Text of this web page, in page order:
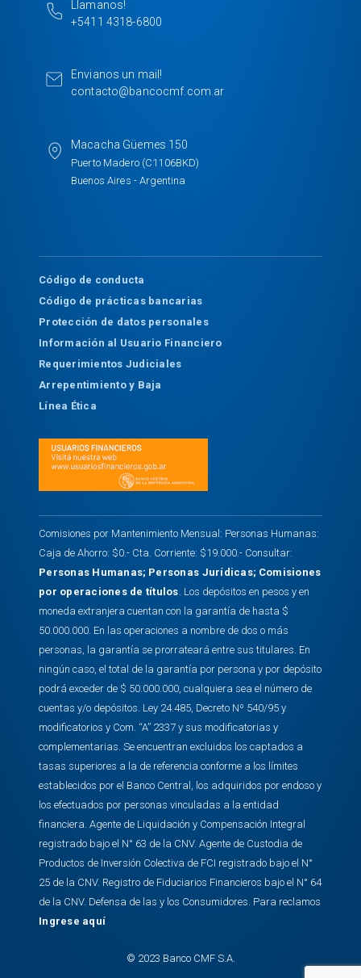
Llamanos!
+5411 4318-6800
Envianos un mail!
contacto@bancocmf.com.ar
Macacha Güemes 150
Puerto Madero (C1106BKD)
Buenos Aires - Argentina
b
Código de conducta
Código de prácticas bancarias
Protección de datos personales
Información al Usuario Financiero
Requerimientos Judiciales
Arrepentimiento y Baja
Línea Ética
Comisiones por Mantenimiento Mensual: Personas Humanas:
Caja de Ahorro: $0.- Cta. Corriente: $19.000.- Consultar:
Personas Humanas; Personas Jurídicas; Comisiones
por operaciones de títulos . Los depósitos en pesos y en
moneda extranjera cuentan con la garantía de hasta $
50.000.000. En las operaciones a nombre de dos o más
personas, la garantía se prorrateará entre sus titulares. En
ningún caso, el total de la garantía por persona y por depósito
podrá exceder de $ 50.000.000, cualquiera sea el número de
cuentas y/o depósitos. Ley 24.485, Decreto Nº 540/95 y
modificatorios y Com. “A” 2337 y sus modificatorias y
complementarias. Se encuentran excluidos los captados a
tasas superiores a la de referencia conforme a los límites
establecidos por el Banco Central, los adquiridos por endoso y
los efectuados por personas vinculadas a la entidad
financiera. Agente de Liquidación y Compensación Integral
registrado bajo el N° 63 de la CNV. Agente de Custodia de
Productos de Inversión Colectiva de FCI registrado bajo el N°
25 de la CNV. Registro de Fiduciarios Financieros bajo el N° 64
de la CNV. Defensa de las y los Consumidores. Para reclamos
Ingrese aquí
© 2023 Banco CMF S.A.